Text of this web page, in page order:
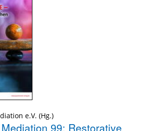
e.V. (Hg.)
99: Restorative